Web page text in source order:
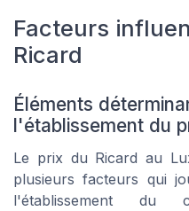
Facteurs
Ricard
Éléments
l'établissement du
Le prix du Ricard au
plusieurs facteurs qui
l'établissement